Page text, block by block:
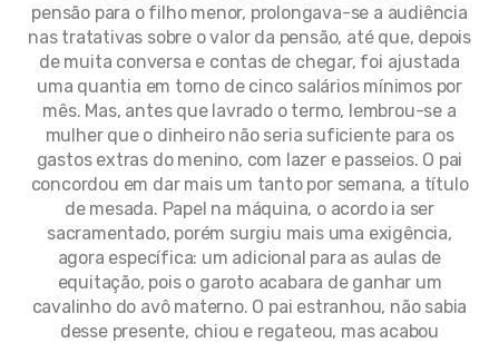
pensão para o filho menor, prolongava-se a audiência
nas tratativas sobre o valor da pensão, até que, depois
de muita conversa e contas de chegar, foi ajustada
uma quantia em torno de cinco salários mínimos por
mês. Mas, antes que lavrado o termo, lembrou-se a
mulher que o dinheiro não seria suficiente para os
gastos extras do menino, com lazer e passeios. O pai
concordou em dar mais um tanto por semana, a título
de mesada. Papel na máquina, o acordo ia ser
sacramentado, porém surgiu mais uma exigência,
agora específica: um adicional para as aulas de
equitação, pois o garoto acabara de ganhar um
cavalinho do avô materno. O pai estranhou, não sabia
desse presente, chiou e regateou, mas acabou